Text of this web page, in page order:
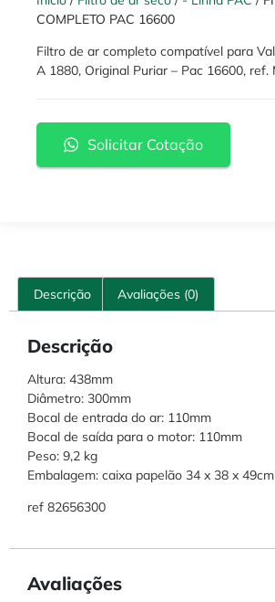
COMPLETO PAC 16600
Filtro de ar completo compatível para
A 1880, Original Puriar – Pac 16600, ref.
Solicitar Cotação
Descrição Avaliações (0)
Descrição
Altura: 438mm
Diâmetro: 300mm
Bocal de entrada do ar: 110mm
Bocal de saída para o motor: 110mm
Peso: 9,2 kg
Embalagem: caixa papelão 34 x 38 x 49cm
ref 82656300
Avaliações